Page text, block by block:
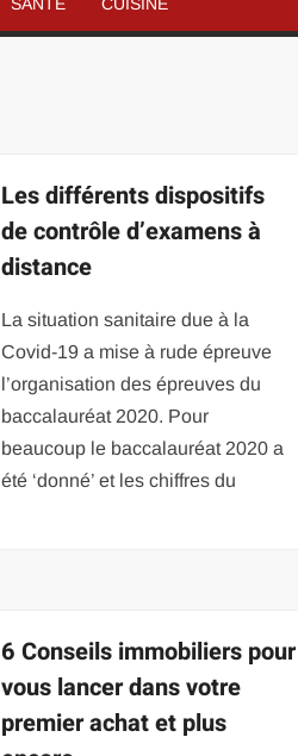
Les différents dispositifs
de contrôle d’examens à
distance
La situation sanitaire due à la
Covid-19 a mise à rude épreuve
l’organisation des épreuves du
baccalauréat 2020. Pour
beaucoup le baccalauréat 2020 a
été ‘donné’ et les chiffres du
6 Conseils immobiliers pour
vous lancer dans votre
premier achat et plus